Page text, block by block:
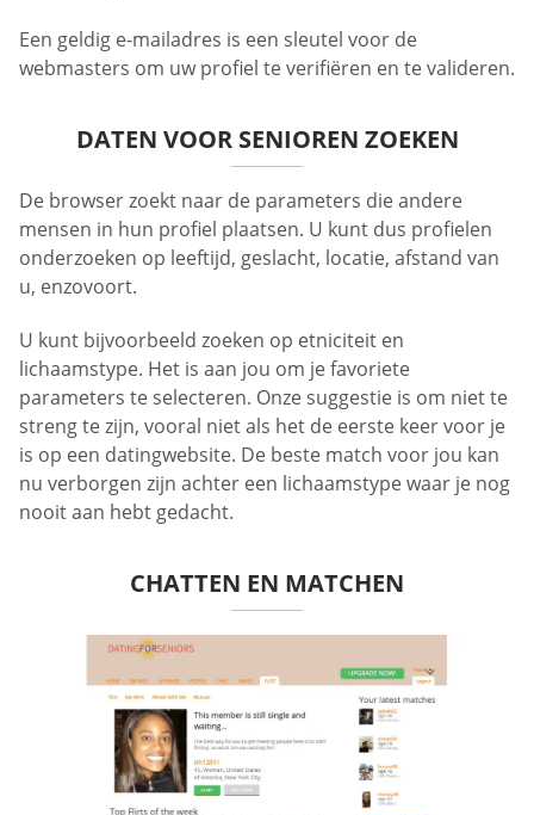
Een geldig e-mailadres is een sleutel voor de
webmasters om uw profiel te verifiëren en te valideren.
DATEN VOOR SENIOREN ZOEKEN
De browser zoekt naar de parameters die andere
mensen in hun profiel plaatsen. U kunt dus profielen
onderzoeken op leeftijd, geslacht, locatie, afstand van
u, enzovoort.
U kunt bijvoorbeeld zoeken op etniciteit en
lichaamstype. Het is aan jou om je favoriete
parameters te selecteren. Onze suggestie is om niet te
streng te zijn, vooral niet als het de eerste keer voor je
is op een datingwebsite. De beste match voor jou kan
nu verborgen zijn achter een lichaamstype waar je nog
nooit aan hebt gedacht.
CHATTEN EN MATCHEN